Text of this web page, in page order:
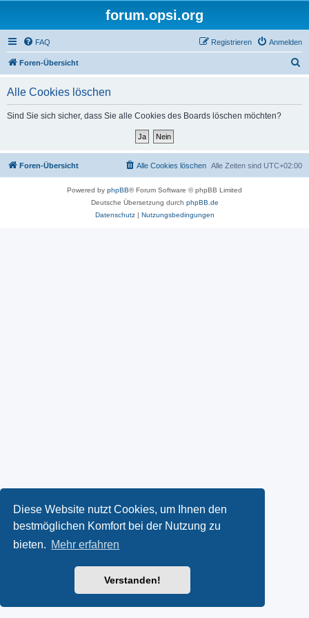
Diese Website nutzt Cookies, um Ihnen den
bestmöglichen Komfort bei der Nutzung zu
bieten. Mehr erfahren
Verstanden!
forum.opsi.org
FAQ Anmelden
Registrieren
Foren-Übersicht
Alle Cookies löschen
Sind Sie sich sicher, dass Sie alle Cookies des Boards löschen möchten?
Foren-Übersicht Alle Zeiten sind UTC+02:00
Alle Cookies löschen
Powered by phpBB® Forum Software © phpBB Limited
Deutsche Übersetzung durch phpBB.de
Datenschutz| Nutzungsbedingungen